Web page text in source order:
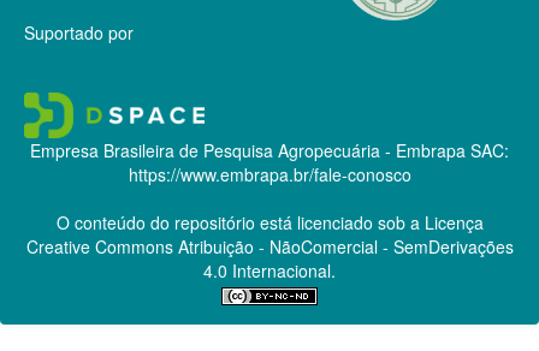
Suportado por
Empresa Brasileira de Pesquisa Agropecuária - Embrapa SAC:
https://www.embrapa.br/fale-conosco
O conteúdo do repositório está licenciado sob a Licença
Creative CommonsAtribuição - NãoComercial - SemDerivações
4.0 Internacional.